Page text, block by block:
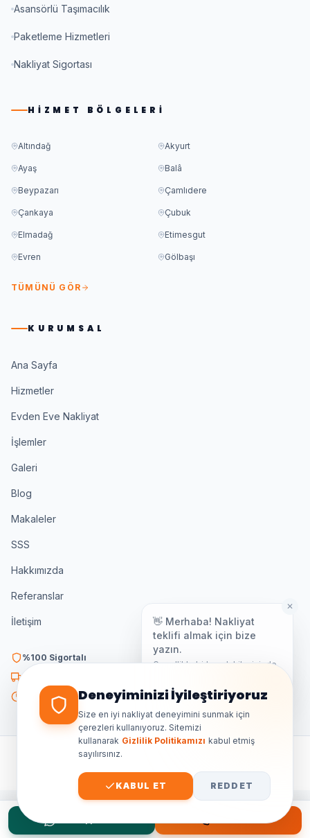
Asansörlü Taşımacılık
Paketleme Hizmetleri
Nakliyat Sigortası
HIZMET BÖLGELERI
Altındağ Akyurt
Ayaş Balâ
Beypazarı Çamlıdere
Çankaya Çubuk
Elmadağ Etimesgut
Evren Gölbaşı
TÜMÜNÜ GÖR
KURUMSAL
Ana Sayfa
Hizmetler
Evden Eve Nakliyat
İşlemler
Galeri
Blog
Makaleler
SSS
Hakkımızda
Referanslar
İletişim
%100 Sigortalı
K3 Belgeli
7/24 Destek
Ankara Özdemir Nakliyat. Tüm hakları saklıdır.
Deneyiminizi İyileştiriyoruz
Size en iyi nakliyat deneyimini sunmak için
çerezleri kullanıyoruz. Sitemizi
kullanarak Gizlilik Politikamızı kabul etmiş
sayılırsınız.
KABUL ET REDDET
✕
👋 Merhaba! Nakliyat
teklifi almak için bize
yazın.
Genellikle birkaç dakika içinde